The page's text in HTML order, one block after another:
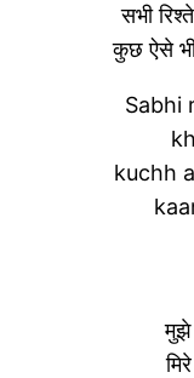
सभी
कुछ ऐसे
Sabhi
kuchh
मुझे